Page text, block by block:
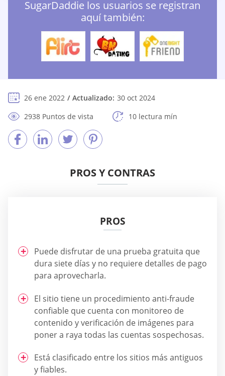
SugarDaddie los usuarios se registran
aquí también:
26 ene 2022 Actualizado: 30 oct 2024
2938 Puntos de vista
10 lectura mín
PROS Y CONTRAS
PROS
Puede disfrutar de una prueba gratuita que
dura siete días y no requiere detalles de pago
para aprovecharla.
El sitio tiene un procedimiento anti-fraude
confiable que cuenta con monitoreo de
contenido y verificación de imágenes para
poner a raya todas las cuentas sospechosas.
Está clasificado entre los sitios más antiguos
y fiables.